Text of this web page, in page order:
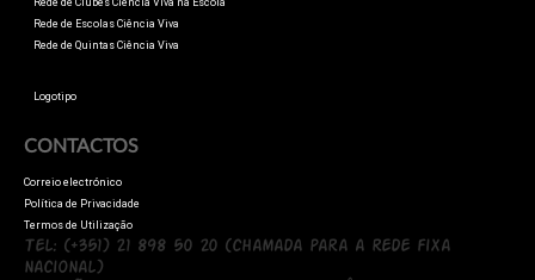
Rede de Clubes Ciência Viva na Escola
Rede de Escolas Ciência Viva
Rede de Quintas Ciência Viva
Logotipo
CONTACTOS
Correio electrónico
Política de Privacidade
Termos de Utilização
Tel: (+351) 21 898 50 20 (chamada para a rede fixa
nacional)